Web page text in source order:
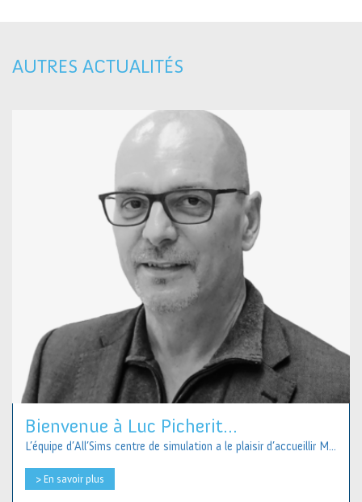
AUTRES ACTUALITÉS
Bienvenue à Luc Picherit...
L’équipe d’All’Sims centre de simulation a le plaisir d’accueillir M...
> En savoir plus